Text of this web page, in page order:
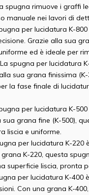
spugna rimuove i graffi
manuale nei lavori di
per lucidatura K-
Grazie alla sua
ed è ideale per
spugna per lucidatura
sua grana finissima
la fase finale di
per lucidatura K-
grana fine (K-500),
liscia e uniforme.
per lucidatura K-220
K-220, questa
superficie liscia, pronta
per lucidatura K-400
Con una grana K-